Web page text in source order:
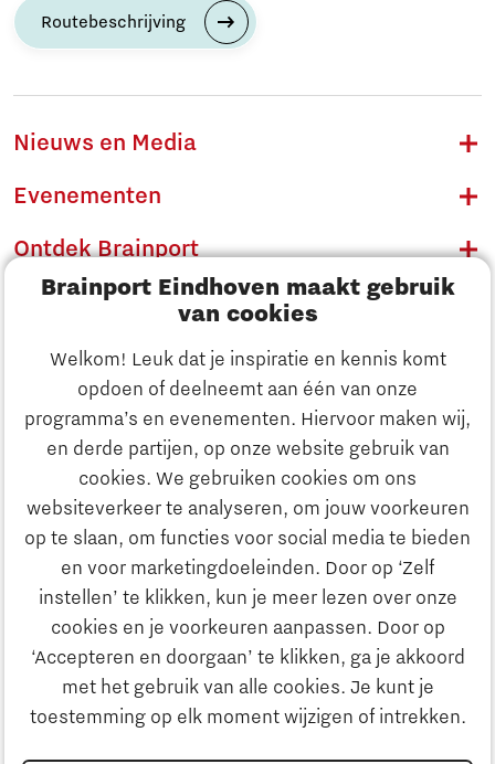
Brainport Eindhoven maakt gebruik
van cookies
Welkom! Leuk dat je inspiratie en kennis komt
opdoen of deelneemt aan één van onze
programma’s en evenementen. Hiervoor maken wij,
en derde partijen, op onze website gebruik van
cookies. We gebruiken cookies om ons
websiteverkeer te analyseren, om jouw voorkeuren
op te slaan, om functies voor social media te bieden
en voor marketingdoeleinden. Door op ‘Zelf
instellen’ te klikken, kun je meer lezen over onze
cookies en je voorkeuren aanpassen. Door op
‘Accepteren en doorgaan’ te klikken, ga je akkoord
met het gebruik van alle cookies. Je kunt je
toestemming op elk moment wijzigen of intrekken.
Ontdek Brainport
Innovatie
Ondernemen
Onderwijs
Routebeschrijving
Nieuws en Media
Evenementen
Ontdek Brainport
Innovatie
Ondernemen
Onderwijs
Maatschappelijk
Strategie & Organisatie
Zoeken
Contact
Naar internationale website